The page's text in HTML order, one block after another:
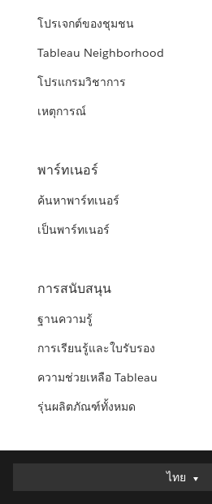
โปรเจกต์ของชุมชน
Tableau Neighborhood
โปรแกรมวิชาการ
เหตุการณ์
พาร์ทเนอร์
ค้นหาพาร์ทเนอร์
เป็นพาร์ทเนอร์
การสนับสนุน
ฐานความรู้
การเรียนรู้และใบรับรอง
ความช่วยเหลือ Tableau
รุ่นผลิตภัณฑ์ทั้งหมด
ไทย
ไทย